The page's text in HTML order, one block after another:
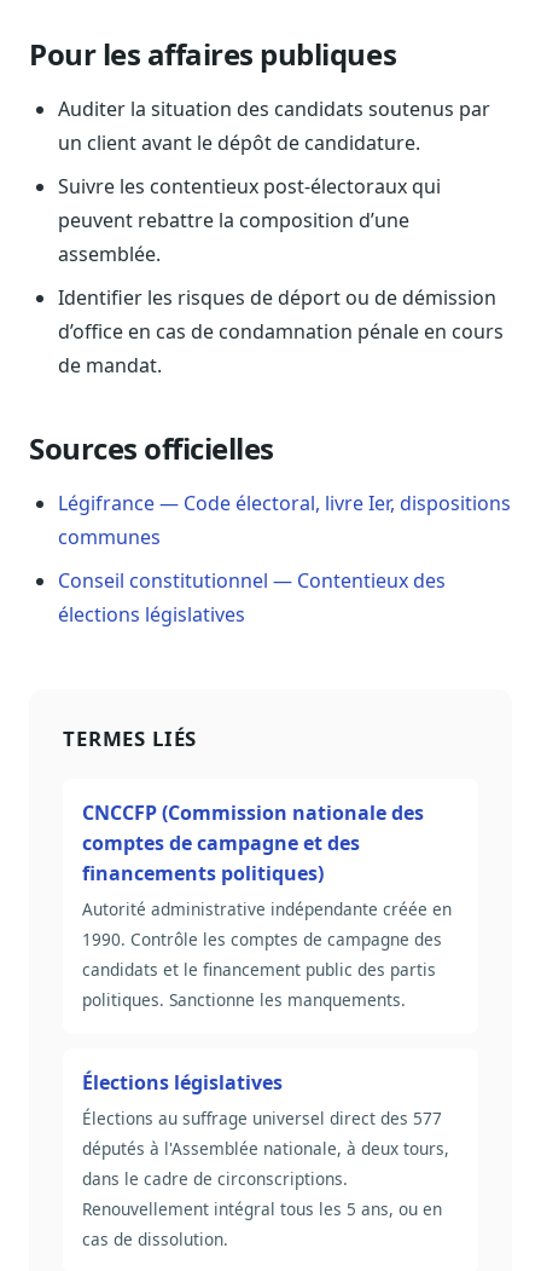
Méthode, valeurs et équipe
Charte IA
Sécurité
Presse
Kit média, contacts
Pour les affaires publiques
Auditer la situation des candidats soutenus par
un client avant le dépôt de candidature.
Suivre les contentieux post-électoraux qui
peuvent rebattre la composition d’une
assemblée.
Identifier les risques de déport ou de démission
d’office en cas de condamnation pénale en cours
de mandat.
Sources officielles
Légifrance — Code électoral, livre Ier, dispositions
communes
Conseil constitutionnel — Contentieux des
élections législatives
TERMES LIÉS
CNCCFP (Commission nationale des
comptes de campagne et des
financements politiques)
Autorité administrative indépendante créée en
1990. Contrôle les comptes de campagne des
candidats et le financement public des partis
politiques. Sanctionne les manquements.
Élections législatives
Élections au suffrage universel direct des 577
députés à l'Assemblée nationale, à deux tours,
dans le cadre de circonscriptions.
Renouvellement intégral tous les 5 ans, ou en
cas de dissolution.